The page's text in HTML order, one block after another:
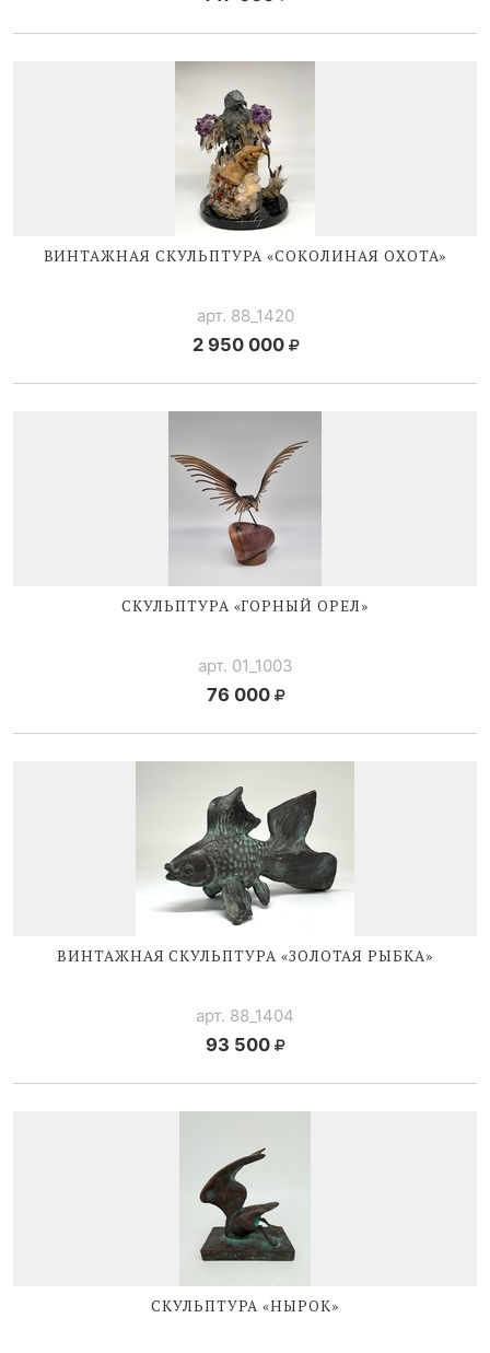
ВИНТАЖНАЯ СКУЛЬПТУРА «СОКОЛИНАЯ ОХОТА»
арт. 88_1420
2 950 000
СКУЛЬПТУРА «ГОРНЫЙ ОРЕЛ»
арт. 01_1003
76 000
ВИНТАЖНАЯ СКУЛЬПТУРА «ЗОЛОТАЯ РЫБКА»
арт. 88_1404
93 500
СКУЛЬПТУРА «НЫРОК»